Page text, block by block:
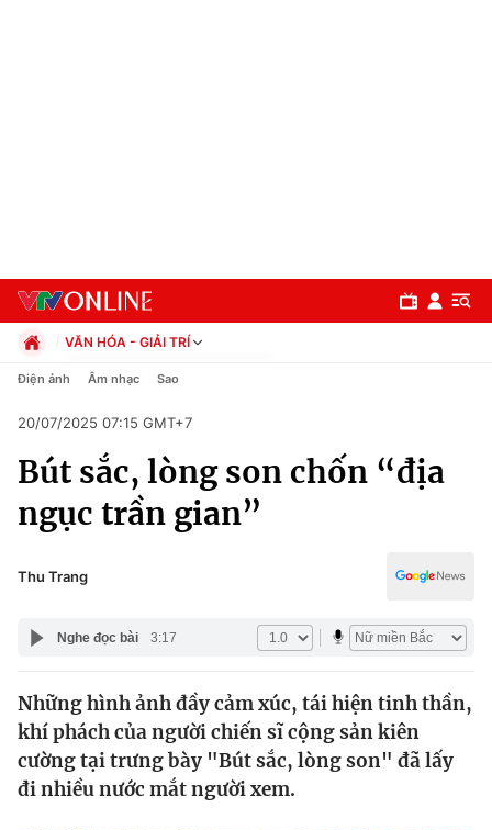
Chuyên mục
Pháp luật
Y tế
Thế giới
Tin tức
VĂN HÓA - GIẢI TRÍ
Chính trị
Pháp luật
Kinh tế
Thể thao
Truyền hình
Y tế
Công nghệ
Điện ảnh Âm nhạc Sao
20/07/2025 07:15 GMT+7
Bút sắc, lòng son chốn “địa
ngục trần gian”
Thu Trang
Nghe đọc bài 3:17
Những hình ảnh đầy cảm xúc, tái hiện tinh thần,
khí phách của người chiến sĩ cộng sản kiên
cường tại trưng bày "Bút sắc, lòng son" đã lấy
đi nhiều nước mắt người xem.